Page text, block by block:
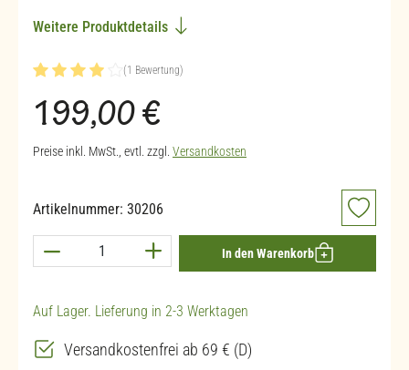
Weitere Produktdetails
(1 Bewertung)
Regulärer Preis:
199,00 €
Preise inkl. MwSt., evtl. zzgl. Versandkosten
Artikelnummer: 30206
Produkt Anzahl: Gib den gewünschten Wert
In den Warenkorb
Auf Lager. Lieferung in 2-3 Werktagen
Versandkostenfrei ab 69 € (D)